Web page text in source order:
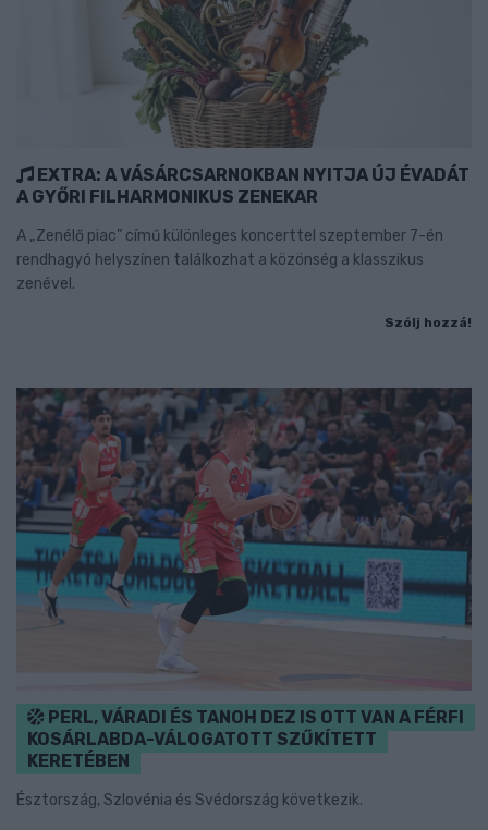
EXTRA: A VÁSÁRCSARNOKBAN NYITJA ÚJ ÉVADÁT
A GYŐRI FILHARMONIKUS ZENEKAR
A „Zenélő piac” című különleges koncerttel szeptember 7-én
rendhagyó helyszínen találkozhat a közönség a klasszikus
zenével.
Szólj hozzá!
PERL, VÁRADI ÉS TANOH DEZ IS OTT VAN A FÉRFI
KOSÁRLABDA-VÁLOGATOTT SZŰKÍTETT
KERETÉBEN
Észtország, Szlovénia és Svédország következik.